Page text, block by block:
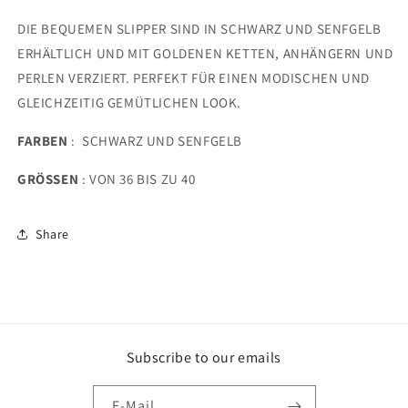
DIE BEQUEMEN SLIPPER SIND IN SCHWARZ UND SENFGELB
ERHÄLTLICH UND MIT GOLDENEN KETTEN, ANHÄNGERN UND
PERLEN VERZIERT. PERFEKT FÜR EINEN MODISCHEN UND
GLEICHZEITIG GEMÜTLICHEN LOOK.
FARBEN : SCHWARZ UND SENFGELB
GRÖSSEN : VON 36 BIS ZU 40
Share
Subscribe to our emails